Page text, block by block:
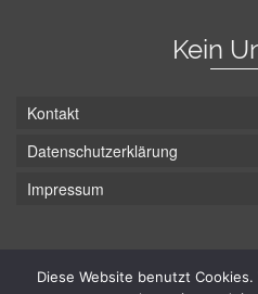
Kein
Kontakt
Datenschutzerklärung
Impressum
Diese Website benutzt